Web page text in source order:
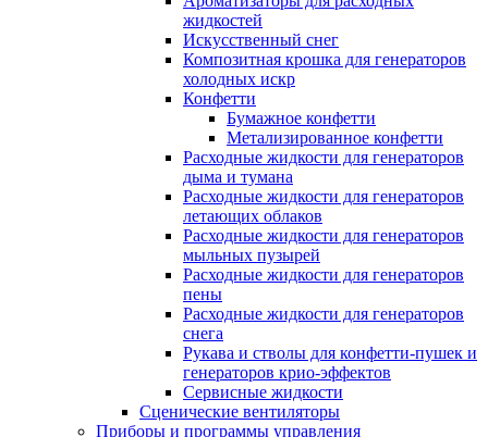
жидкостей
Искусственный снег
Композитная крошка для генераторов
холодных искр
Конфетти
Бумажное конфетти
Метализированное конфетти
Расходные жидкости для генераторов
дыма и тумана
Расходные жидкости для генераторов
летающих облаков
Расходные жидкости для генераторов
мыльных пузырей
Расходные жидкости для генераторов
пены
Расходные жидкости для генераторов
снега
Рукава и стволы для конфетти-пушек и
генераторов крио-эффектов
Сервисные жидкости
Сценические вентиляторы
Приборы и программы управления